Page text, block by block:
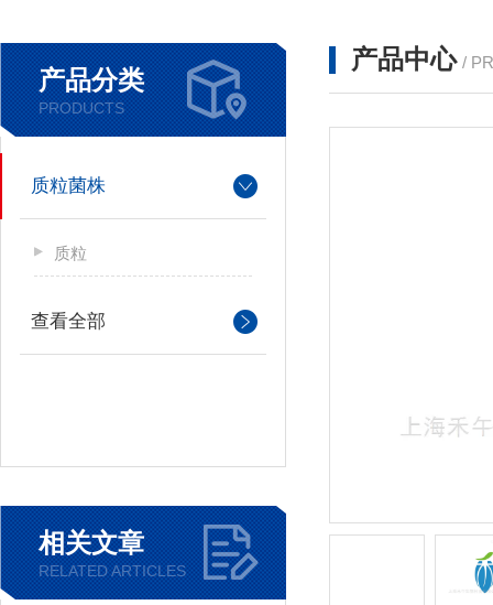
产品分类
PRODUCTS
质粒菌株
质粒
查看全部
相关文章
RELATED ARTICLES
产品中心 /